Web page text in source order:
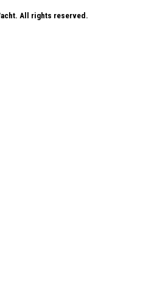
All rights reserved.